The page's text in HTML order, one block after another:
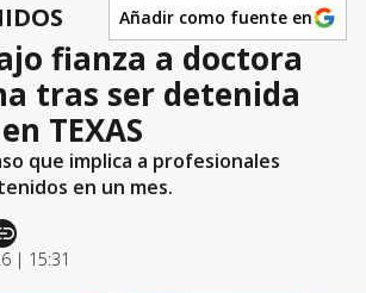
Añadir como fuente en
fianza a doctora
tras ser detenida
TEXAS
que implica a profesionales
en un mes.
| 15:31